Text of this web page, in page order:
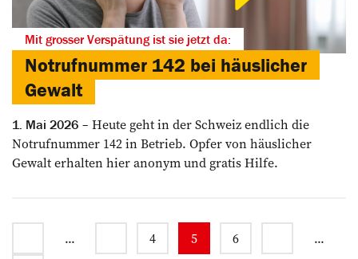
Mit grosser Verspätung ist sie jetzt da:
Notrufnummer 142 bei häuslicher
Gewalt
1. Mai 2026
Heute geht in der Schweiz endlich die
Notrufnummer 142 in Betrieb. Opfer von häuslicher
Gewalt erhalten hier anonym und gratis Hilfe.
... 4 5 6
...